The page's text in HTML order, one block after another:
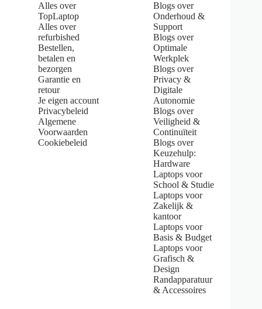
Alles over
TopLaptop
Alles over
refurbished
Bestellen,
betalen en
bezorgen
Garantie en
retour
Je eigen account
Privacybeleid
Algemene
Voorwaarden
Cookiebeleid
Blogs over
Onderhoud &
Support
Blogs over
Optimale
Werkplek
Blogs over
Privacy &
Digitale
Autonomie
Blogs over
Veiligheid &
Continuïteit
Blogs over
Keuzehulp:
Hardware
Laptops voor
School & Studie
Laptops voor
Zakelijk &
kantoor
Laptops voor
Basis & Budget
Laptops voor
Grafisch &
Design
Randapparatuur
& Accessoires